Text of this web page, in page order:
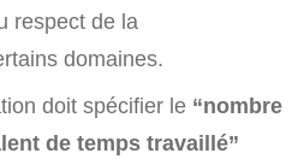
respect de la
domaines.
doit spécifier le “nombre
de temps travaillé”